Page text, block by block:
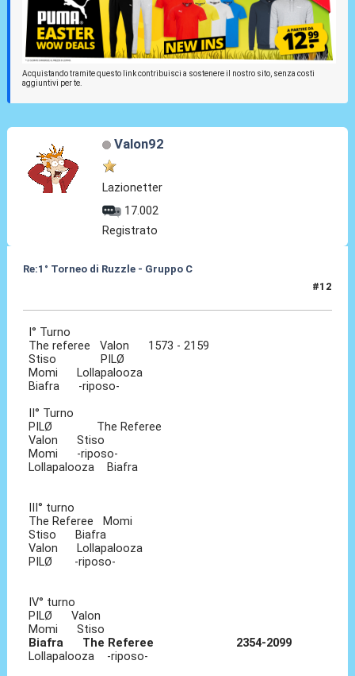
Acquistando tramite questo link contribuisci a sostenere il nostro sito, senza costi
aggiuntivi per te.
Valon92
Lazionetter
17.002
Registrato
Re:1° Torneo di Ruzzle - Gruppo C
#12
I° Turno
The referee Valon 1573 - 2159
Stiso PILØ
Momi Lollapalooza
Biafra -riposo-
II° Turno
PILØ The Referee
Valon Stiso
Momi -riposo-
Lollapalooza Biafra
III° turno
The Referee Momi
Stiso Biafra
Valon Lollapalooza
PILØ -riposo-
IV° turno
PILØ Valon
Momi Stiso
Biafra The Referee 2354-2099
Lollapalooza -riposo-